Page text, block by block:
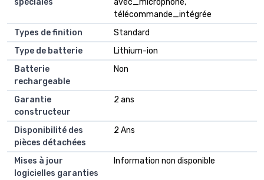
spéciales
avec_microphone,
télécommande_intégrée
Types de finition
‎Standard
Type de batterie
‎Lithium-ion
Batterie
rechargeable
‎Non
Garantie
constructeur
‎2 ans
Disponibilité des
pièces détachées
‎2 Ans
Mises à jour
logicielles garanties
‎Information non disponible